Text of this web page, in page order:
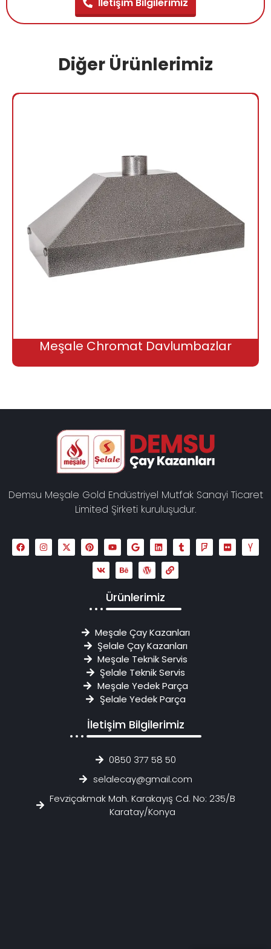
Diğer Ürünlerimiz
Meşale Chromat Davlumbazlar
Demsu Meşale Gold Endüstriyel Mutfak Sanayi Ticaret
Limited Şirketi kuruluşudur.
Ürünlerimiz
Meşale Çay Kazanları
Şelale Çay Kazanları
Meşale Teknik Servis
Şelale Teknik Servis
Meşale Yedek Parça
Şelale Yedek Parça
İletişim Bilgilerimiz
0850 377 58 50
selalecay@gmail.com
Fevziçakmak Mah. Karakayış Cd. No: 235/B
Karatay/Konya